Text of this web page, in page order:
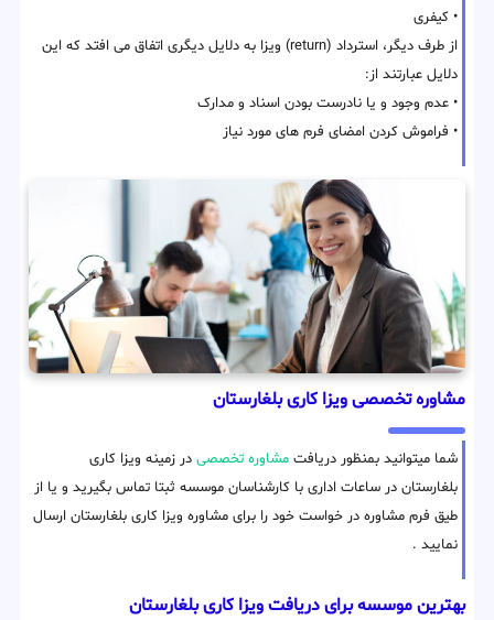
• کیفری
از طرف دیگر، استرداد (return) ویزا به دلایل دیگری اتفاق می افتد که این
دلایل عبارتند از:
• عدم وجود و یا نادرست بودن اسناد و مدارک
• فراموش کردن امضای فرم های مورد نیاز
مشاوره تخصصی ویزا کاری بلغارستان
شما میتوانید بمنظور دریافت مشاوره تخصصی در زمینه ویزا کاری
بلغارستان در ساعات اداری با کارشناسان موسسه ثبتا تماس بگیرید و یا از
طیق فرم مشاوره در خواست خود را برای مشاوره ویزا کاری بلغارستان ارسال
نمایید .
بهترین موسسه برای دریافت ویزا کاری بلغارستان